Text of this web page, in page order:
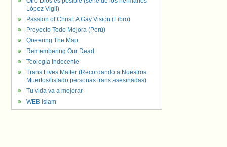
López Vigil)
Passion of Christ: A Gay Vision (Libro)
Proyecto Todo Mejora (Perú)
Queering The Map
Remembering Our Dead
Teología Indecente
Trans Lives Matter (Recordando a Nuestros
Muertos/listado personas trans asesinadas)
Tu vida va a mejorar
WEB Islam